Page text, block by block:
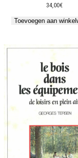
34,00€
Toevoegen aan